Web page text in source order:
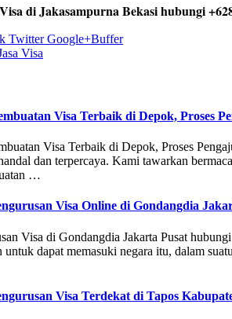
di Jakasampurna Bekasi hubungi
TwitterGoogle+Buffer
Visa
Visa Terbaik di Depok, Proses
Visa Terbaik di Depok, Proses
dan terpercaya. Kami tawarkan
…
Visa Online di Gondangdia
Visa di Gondangdia Jakarta Pusat
untuk dapat memasuki negara itu, dalam
Visa Terdekat di Tapos